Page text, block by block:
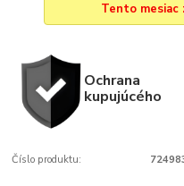
Tento mesiac
Ochrana
kupujúcého
Číslo produktu: